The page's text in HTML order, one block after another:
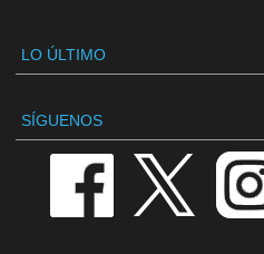
LO ÚLTIMO
SÍGUENOS